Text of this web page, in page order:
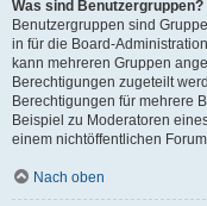
Was sind Benutzergruppen?
Benutzergruppen sind
in für die Board-
kann mehreren Gruppen
Berechtigungen zugeteilt
Berechtigungen für mehrere
Beispiel zu Moderatoren
einem nichtöffentlichen
Nach oben